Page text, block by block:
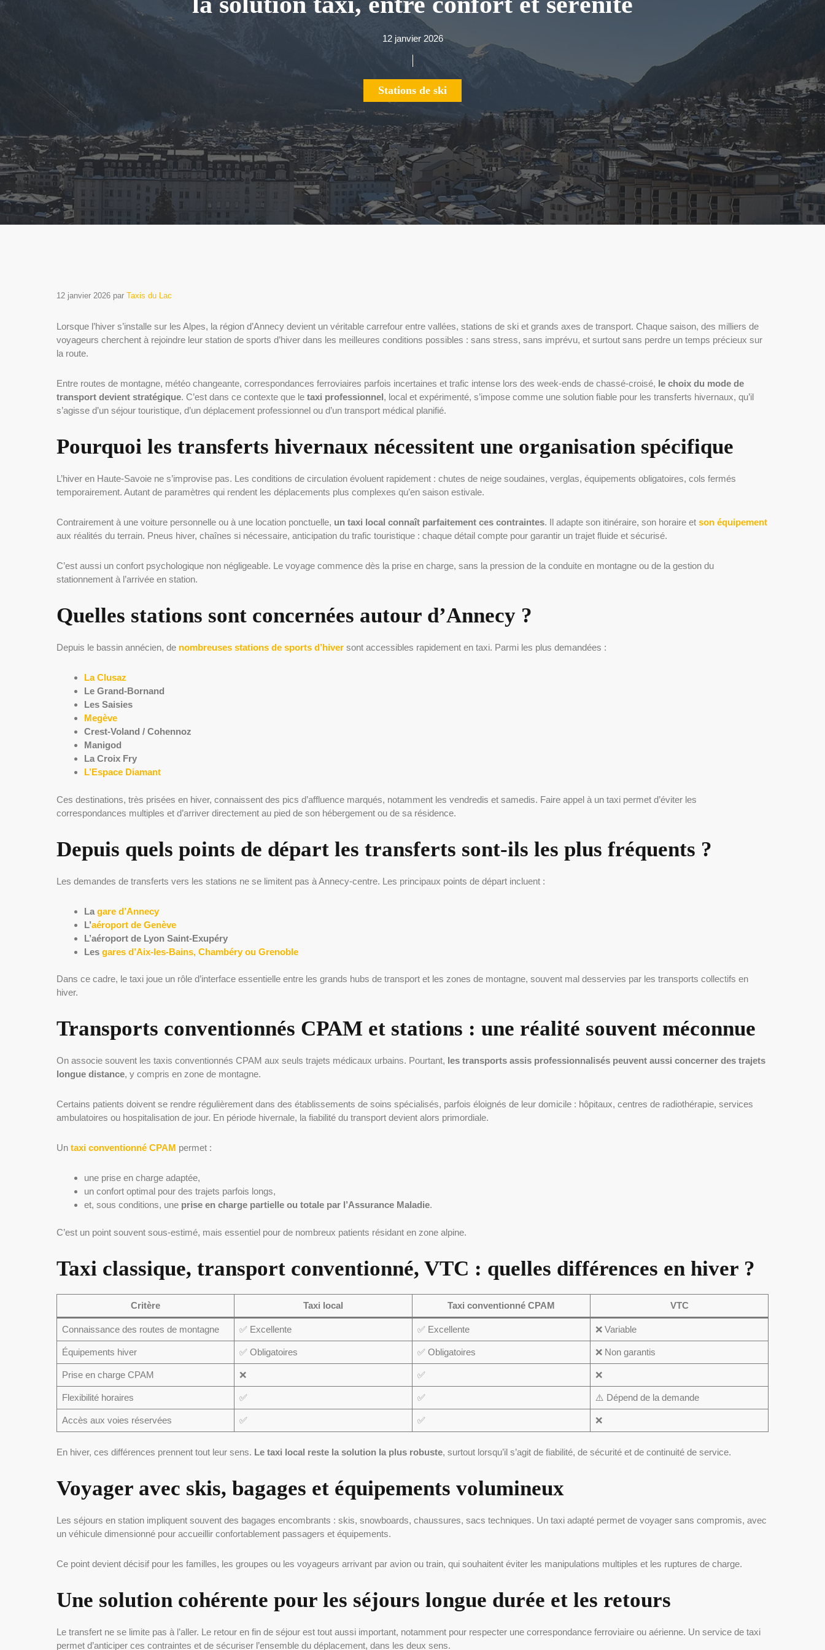
12 janvier 2026
Stations de ski
12 janvier 2026 par Taxis du Lac
Lorsque l’hiver s’installe sur les Alpes, la région d’Annecy devient un véritable carrefour entre vallées, stations de ski et grands axes de transport. Chaque saison, des milliers de
voyageurs cherchent à rejoindre leur station de sports d’hiver dans les meilleures conditions possibles : sans stress, sans imprévu, et surtout sans perdre un temps précieux sur
la route.
Entre routes de montagne, météo changeante, correspondances ferroviaires parfois incertaines et trafic intense lors des week-ends de chassé-croisé, le choix du mode de
transport devient stratégique. C’est dans ce contexte que le taxi professionnel, local et expérimenté, s’impose comme une solution fiable pour les transferts hivernaux, qu’il
s’agisse d’un séjour touristique, d’un déplacement professionnel ou d’un transport médical planifié.
Pourquoi les transferts hivernaux nécessitent une organisation spécifique
L’hiver en Haute-Savoie ne s’improvise pas. Les conditions de circulation évoluent rapidement : chutes de neige soudaines, verglas, équipements obligatoires, cols fermés
temporairement. Autant de paramètres qui rendent les déplacements plus complexes qu’en saison estivale.
Contrairement à une voiture personnelle ou à une location ponctuelle, un taxi local connaît parfaitement ces contraintes. Il adapte son itinéraire, son horaire et son équipement
aux réalités du terrain. Pneus hiver, chaînes si nécessaire, anticipation du trafic touristique : chaque détail compte pour garantir un trajet fluide et sécurisé.
C’est aussi un confort psychologique non négligeable. Le voyage commence dès la prise en charge, sans la pression de la conduite en montagne ou de la gestion du
stationnement à l’arrivée en station.
Quelles stations sont concernées autour d’Annecy ?
Depuis le bassin annécien, de nombreuses stations de sports d’hiver sont accessibles rapidement en taxi. Parmi les plus demandées :
La Clusaz
Le Grand-Bornand
Les Saisies
Megève
Crest-Voland / Cohennoz
Manigod
La Croix Fry
L’Espace Diamant
Ces destinations, très prisées en hiver, connaissent des pics d’affluence marqués, notamment les vendredis et samedis. Faire appel à un taxi permet d’éviter les
correspondances multiples et d’arriver directement au pied de son hébergement ou de sa résidence.
Depuis quels points de départ les transferts sont-ils les plus fréquents ?
Les demandes de transferts vers les stations ne se limitent pas à Annecy-centre. Les principaux points de départ incluent :
La gare d’Annecy
L’aéroport de Genève
L’aéroport de Lyon Saint-Exupéry
Les gares d’Aix-les-Bains, Chambéry ou Grenoble
Dans ce cadre, le taxi joue un rôle d’interface essentielle entre les grands hubs de transport et les zones de montagne, souvent mal desservies par les transports collectifs en
hiver.
Transports conventionnés CPAM et stations : une réalité souvent méconnue
On associe souvent les taxis conventionnés CPAM aux seuls trajets médicaux urbains. Pourtant, les transports assis professionnalisés peuvent aussi concerner des trajets
longue distance, y compris en zone de montagne.
Certains patients doivent se rendre régulièrement dans des établissements de soins spécialisés, parfois éloignés de leur domicile : hôpitaux, centres de radiothérapie, services
ambulatoires ou hospitalisation de jour. En période hivernale, la fiabilité du transport devient alors primordiale.
Un taxi conventionné CPAM permet :
une prise en charge adaptée,
un confort optimal pour des trajets parfois longs,
et, sous conditions, une prise en charge partielle ou totale par l’Assurance Maladie.
C’est un point souvent sous-estimé, mais essentiel pour de nombreux patients résidant en zone alpine.
Taxi classique, transport conventionné, VTC : quelles différences en hiver ?
Critère Taxi local Taxi conventionné CPAM VTC
Connaissance des routes de montagne ✅ Excellente ✅ Excellente ❌ Variable
Équipements hiver ✅ Obligatoires ✅ Obligatoires ❌ Non garantis
Prise en charge CPAM ❌ ✅ ❌
Flexibilité horaires ✅ ✅ ⚠️ Dépend de la demande
Accès aux voies réservées ✅ ✅ ❌
En hiver, ces différences prennent tout leur sens. Le taxi local reste la solution la plus robuste, surtout lorsqu’il s’agit de fiabilité, de sécurité et de continuité de service.
Voyager avec skis, bagages et équipements volumineux
Les séjours en station impliquent souvent des bagages encombrants : skis, snowboards, chaussures, sacs techniques. Un taxi adapté permet de voyager sans compromis, avec
un véhicule dimensionné pour accueillir confortablement passagers et équipements.
Ce point devient décisif pour les familles, les groupes ou les voyageurs arrivant par avion ou train, qui souhaitent éviter les manipulations multiples et les ruptures de charge.
Une solution cohérente pour les séjours longue durée et les retours
Le transfert ne se limite pas à l’aller. Le retour en fin de séjour est tout aussi important, notamment pour respecter une correspondance ferroviaire ou aérienne. Un service de taxi
permet d’anticiper ces contraintes et de sécuriser l’ensemble du déplacement, dans les deux sens.